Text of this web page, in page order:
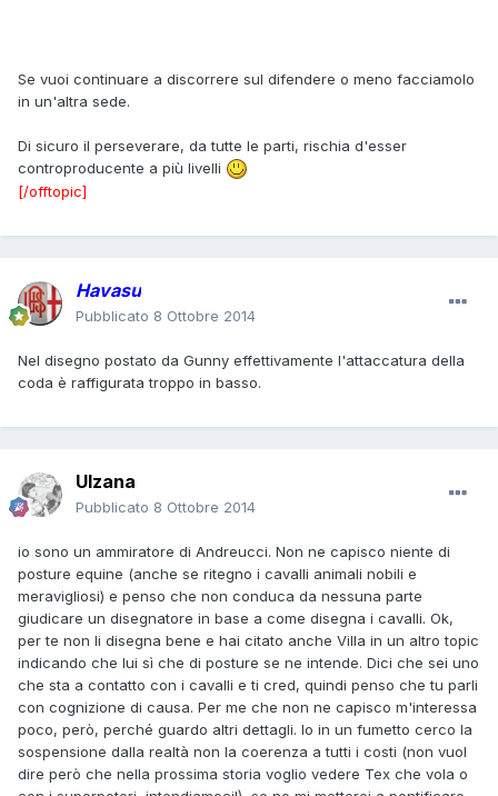
Se vuoi continuare a discorrere sul difendere o meno facciamolo
in un'altra sede.
Di sicuro il perseverare, da tutte le parti, rischia d'esser
controproducente a più livelli
[/offtopic]
Havasu
Pubblicato 8 Ottobre 2014
Nel disegno postato da Gunny effettivamente l'attaccatura della
coda è raffigurata troppo in basso.
Ulzana
Pubblicato 8 Ottobre 2014
io sono un ammiratore di Andreucci. Non ne capisco niente di
posture equine (anche se ritegno i cavalli animali nobili e
meravigliosi) e penso che non conduca da nessuna parte
giudicare un disegnatore in base a come disegna i cavalli. Ok,
per te non li disegna bene e hai citato anche Villa in un altro topic
indicando che lui sì che di posture se ne intende. Dici che sei uno
che sta a contatto con i cavalli e ti cred, quindi penso che tu parli
con cognizione di causa. Per me che non ne capisco m'interessa
poco, però, perché guardo altri dettagli. Io in un fumetto cerco la
sospensione dalla realtà non la coerenza a tutti i costi (non vuol
dire però che nella prossima storia voglio vedere Tex che vola o